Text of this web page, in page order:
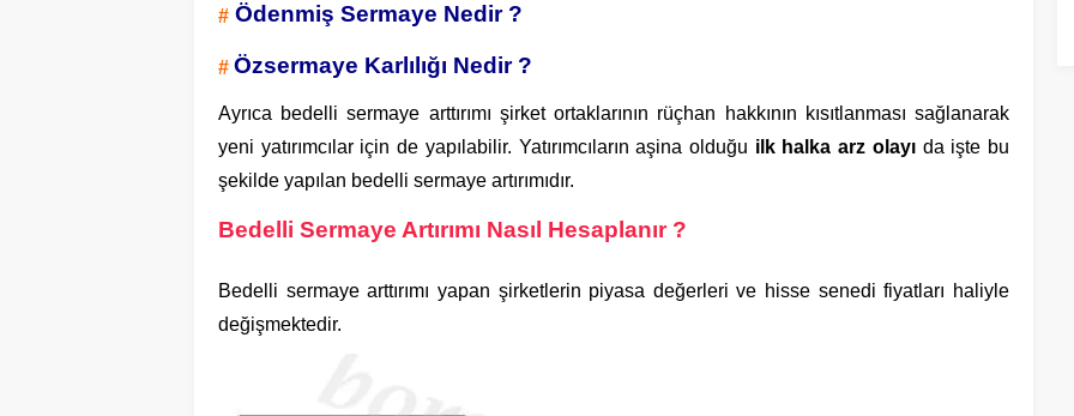
# Ödenmiş Sermaye Nedir ?
# Özsermaye Karlılığı Nedir ?
Ayrıca bedelli sermaye arttırımı şirket ortaklarının rüçhan hakkının kısıtlanması sağlanarak
yeni yatırımcılar için de yapılabilir. Yatırımcıların aşina olduğu ilk halka arz olayıda işte bu
şekilde yapılan bedelli sermaye artırımıdır.
Bedelli Sermaye Artırımı Nasıl Hesaplanır ?
Bedelli sermaye arttırımı yapan şirketlerin piyasa değerleri ve hisse senedi fiyatları haliyle
değişmektedir.